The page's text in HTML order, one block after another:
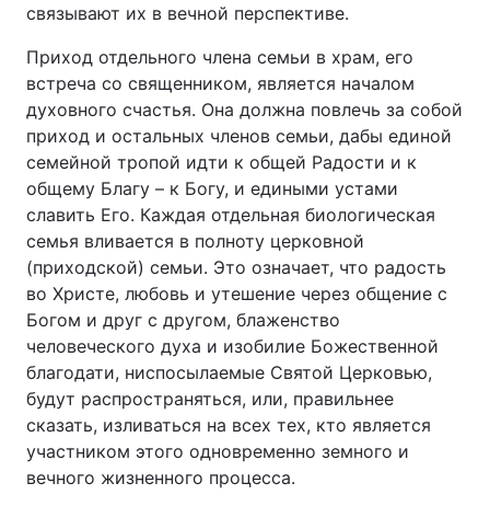
связывают их в вечной перспективе.
Приход отдельного члена семьи в храм, его
встреча со священником, является началом
духовного счастья. Она должна повлечь за собой
приход и остальных членов семьи, дабы единой
семейной тропой идти к общей Радости и к
общему Благу – к Богу, и едиными устами
славить Его. Каждая отдельная биологическая
семья вливается в полноту церковной
(приходской) семьи. Это означает, что радость
во Христе, любовь и утешение через общение с
Богом и друг с другом, блаженство
человеческого духа и изобилие Божественной
благодати, ниспосылаемые Святой Церковью,
будут распространяться, или, правильнее
сказать, изливаться на всех тех, кто является
участником этого одновременно земного и
вечного жизненного процесса.